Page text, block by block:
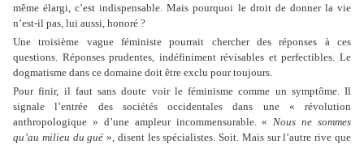
même élargi, c’est indispensable. Mais pourquoi le droit de donner la vie
n’est-il pas, lui aussi, honoré ?
Une troisième vague féministe pourrait chercher des réponses à ces
questions. Réponses prudentes, indéfiniment révisables et perfectibles. Le
dogmatisme dans ce domaine doit être exclu pour toujours.
Pour finir, il faut sans doute voir le féminisme comme un symptôme. Il
signale l’entrée des sociétés occidentales dans une « révolution
anthropologique » d’une ampleur incommensurable. « Nous ne sommes
qu’au milieu du gué», disent les spécialistes. Soit. Mais sur l’autre rive que